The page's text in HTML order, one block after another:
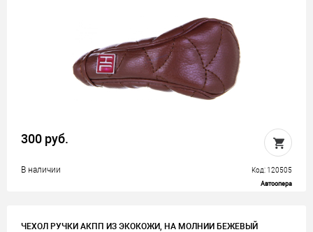
300 руб.
В наличии Код: 120505
Автоопера
ЧЕХОЛ РУЧКИ АКПП ИЗ ЭКОКОЖИ, НА МОЛНИИ БЕЖЕВЫЙ